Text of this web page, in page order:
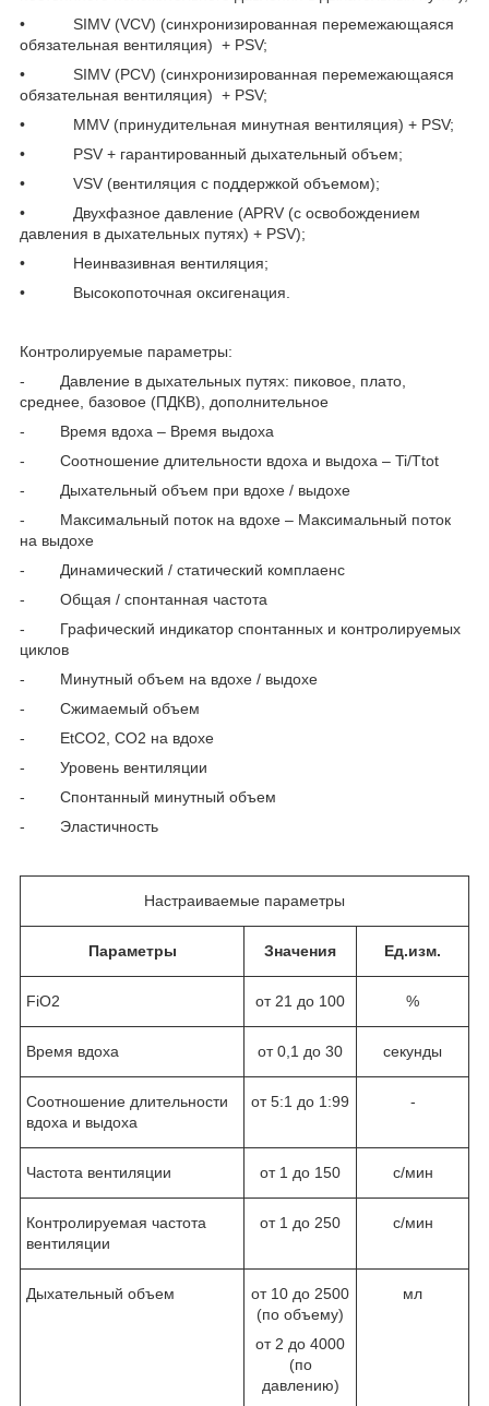
• SIMV (VCV) (синхронизированная перемежающаяся
обязательная вентиляция) + PSV;
• SIMV (PCV) (синхронизированная перемежающаяся
обязательная вентиляция) + PSV;
• MMV (принудительная минутная вентиляция) + PSV;
• PSV + гарантированный дыхательный объем;
• VSV (вентиляция с поддержкой объемом);
• Двухфазное давление (APRV (с освобождением
давления в дыхательных путях) + PSV);
• Неинвазивная вентиляция;
• Высокопоточная оксигенация.
Контролируемые параметры:
- Давление в дыхательных путях: пиковое, плато,
среднее, базовое (ПДКВ), дополнительное
- Время вдоха – Время выдоха
- Соотношение длительности вдоха и выдоха – Ti/Ttot
- Дыхательный объем при вдохе / выдохе
- Максимальный поток на вдохе – Максимальный поток
на выдохе
- Динамический / статический комплаенс
- Общая / спонтанная частота
- Графический индикатор спонтанных и контролируемых
циклов
- Минутный объем на вдохе / выдохе
- Сжимаемый объем
- EtCO2, CO2 на вдохе
- Уровень вентиляции
- Спонтанный минутный объем
- Эластичность
Настраиваемые параметры
Параметры Значения Ед.изм.
FiO2 от 21 до 100 %
Время вдоха от 0,1 до 30 секунды
Соотношение длительности
вдоха и выдоха
от 5:1 до 1:99 -
Частота вентиляции от 1 до 150 с/мин
Контролируемая частота
вентиляции
от 1 до 250 с/мин
Дыхательный объем
от 10 до 2500
(по объему)
от 2 до 4000
(по
давлению)
мл